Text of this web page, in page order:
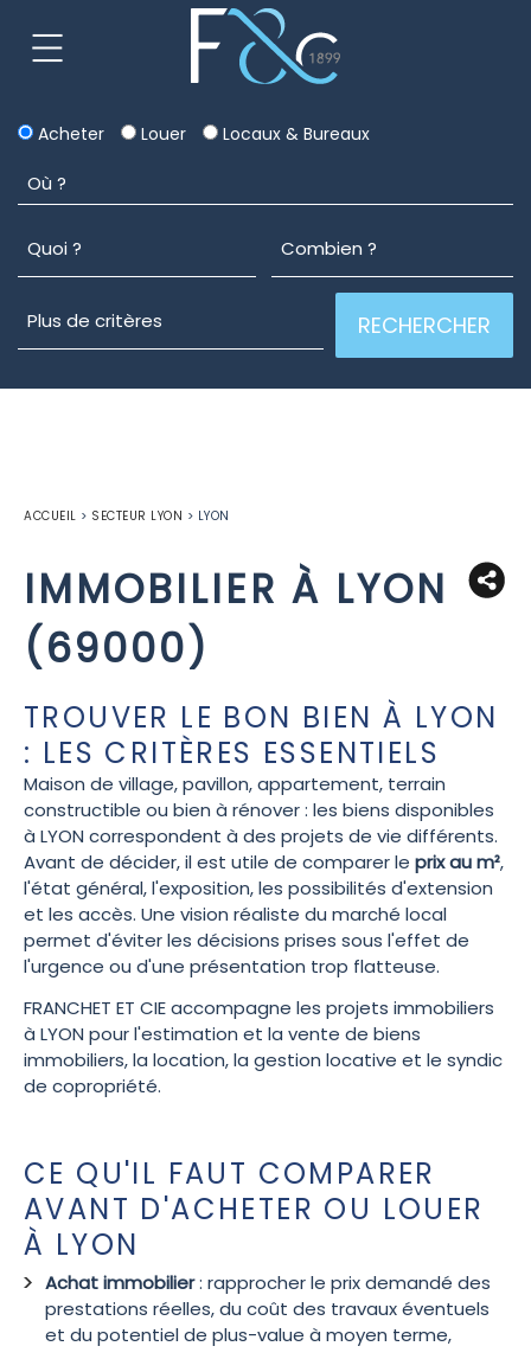
Acheter Louer Locaux & Bureaux
ACCUEIL > SECTEUR LYON > LYON
IMMOBILIER À LYON
(69000)
TROUVER LE BON BIEN À LYON
: LES CRITÈRES ESSENTIELS
Maison de village, pavillon, appartement, terrain
constructible ou bien à rénover : les biens disponibles
à LYON correspondent à des projets de vie différents.
Avant de décider, il est utile de comparer le prix au m²,
l'état général, l'exposition, les possibilités d'extension
et les accès. Une vision réaliste du marché local
permet d'éviter les décisions prises sous l'effet de
l'urgence ou d'une présentation trop flatteuse.
FRANCHET ET CIE accompagne les projets immobiliers
à LYON pour l'estimation et la vente de biens
immobiliers, la location, la gestion locative et le syndic
de copropriété.
CE QU'IL FAUT COMPARER
AVANT D'ACHETER OU LOUER
À LYON
Achat immobilier: rapprocher le prix demandé des
prestations réelles, du coût des travaux éventuels
et du potentiel de plus-value à moyen terme,